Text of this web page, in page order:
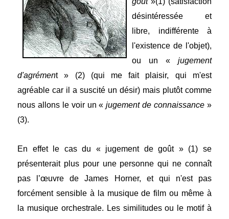
désintéressée et
libre, indifférente à
l'existence de l'objet),
ou un « jugement
d'agrément » (2) (qui me fait plaisir, qui m'est
agréable car il a suscité un désir) mais plutôt comme
nous allons le voir un «jugement de connaissance»
(3).
En effet le cas du « jugement de goût » (1) se
présenterait plus pour une personne qui ne connaît
pas l’œuvre de James Horner, et qui n'est pas
forcément sensible à la musique de film ou même à
la musique orchestrale. Les similitudes ou le motif à